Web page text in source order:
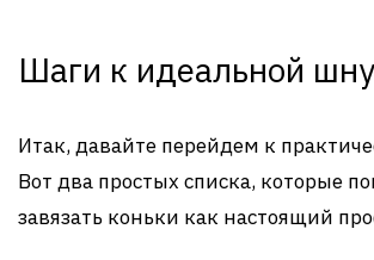
Шаги к идеальной
Итак, давайте перейдем к
Вот два простых списка, которые
завязать коньки как настоящий